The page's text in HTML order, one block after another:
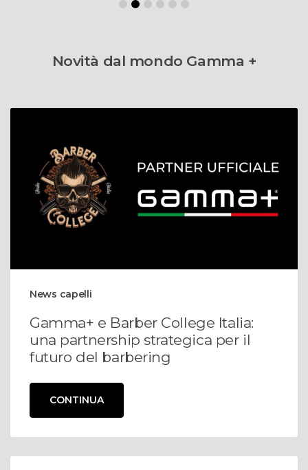
Novità dal mondo Gamma +
News capelli
Gamma+ e Barber College Italia:
una partnership strategica per il
futuro del barbering
CONTINUA